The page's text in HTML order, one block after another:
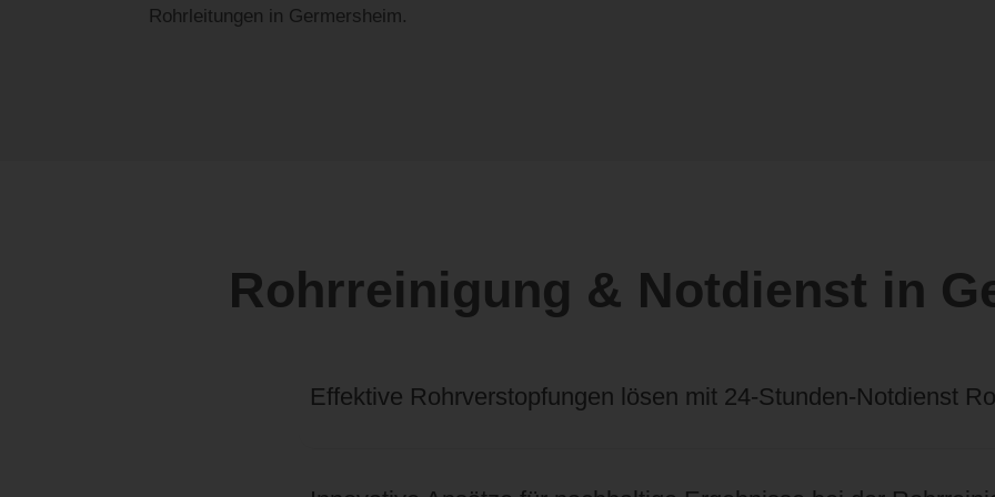
Rohrleitungen in Germersheim.
Rohrreinigung & Notdienst in
Effektive Rohrverstopfungen lösen mit 24-Stunden-Notdienst